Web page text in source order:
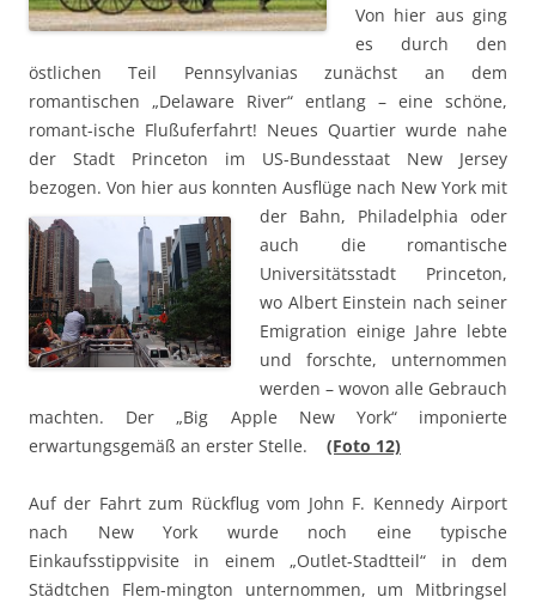
Von hier aus ging
es durch den
östlichen Teil Pennsylvanias zunächst an dem
romantischen „Delaware River“ entlang – eine schöne,
romant-ische Flußuferfahrt! Neues Quartier wurde nahe
der Stadt Princeton im US-Bundesstaat New Jersey
bezogen. Von hier aus konnten Ausflüge nach New York mit
der Bahn, Philadelphia oder
auch die romantische
Universitätsstadt Princeton,
wo Albert Einstein nach seiner
Emigration einige Jahre lebte
und forschte, unternommen
werden – wovon alle Gebrauch
machten. Der „Big Apple New York“ imponierte
erwartungsgemäß an erster Stelle. (Foto 12)
Auf der Fahrt zum Rückflug vom John F. Kennedy Airport
nach New York wurde noch eine typische
Einkaufsstippvisite in einem „Outlet-Stadtteil“ in dem
Städtchen Flem-mington unternommen, um Mitbringsel